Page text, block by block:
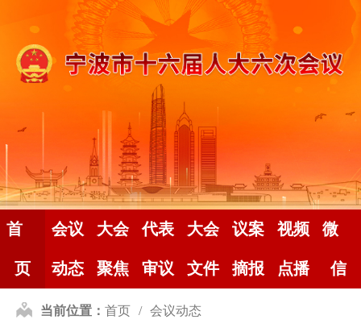
首
页
会议
动态
大会
聚焦
代表
审议
大会
文件
议案
摘报
视频
点播
微
信
当前位置： 首页 会议动态